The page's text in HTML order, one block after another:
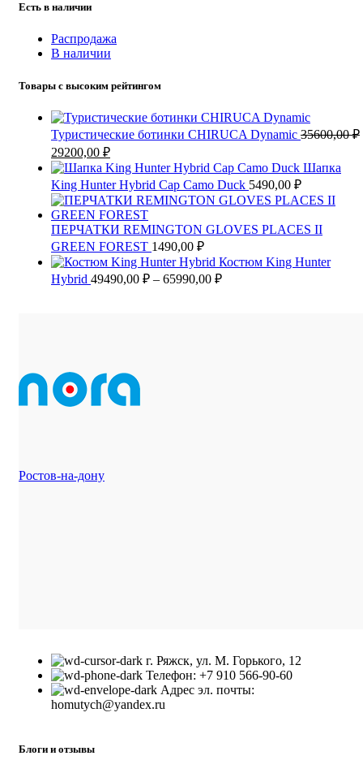
Есть в наличии
Распродажа
В наличии
Товары с высоким рейтингом
Туристические ботинки CHIRUCA Dynamic 35600,00₽
Первоначальная
цена
составляла
35600,00 ₽.
29200,00 ₽Текущая
цена:
29200,00 ₽.
Шапка
King Hunter Hybrid Cap Camo Duck 5490,00 ₽
ПЕРЧАТКИ REMINGTON GLOVES PLACES II
GREEN FOREST 1490,00 ₽
Костюм King Hunter
Hybrid 49490,00 ₽ – 65990,00 ₽Диапазон
Ростов-на-дону
г. Ряжск, ул. М. Горького, 12
Телефон: +7 910 566-90-60
Адрес эл. почты:
homutych@yandex.ru
Блоги и отзывы